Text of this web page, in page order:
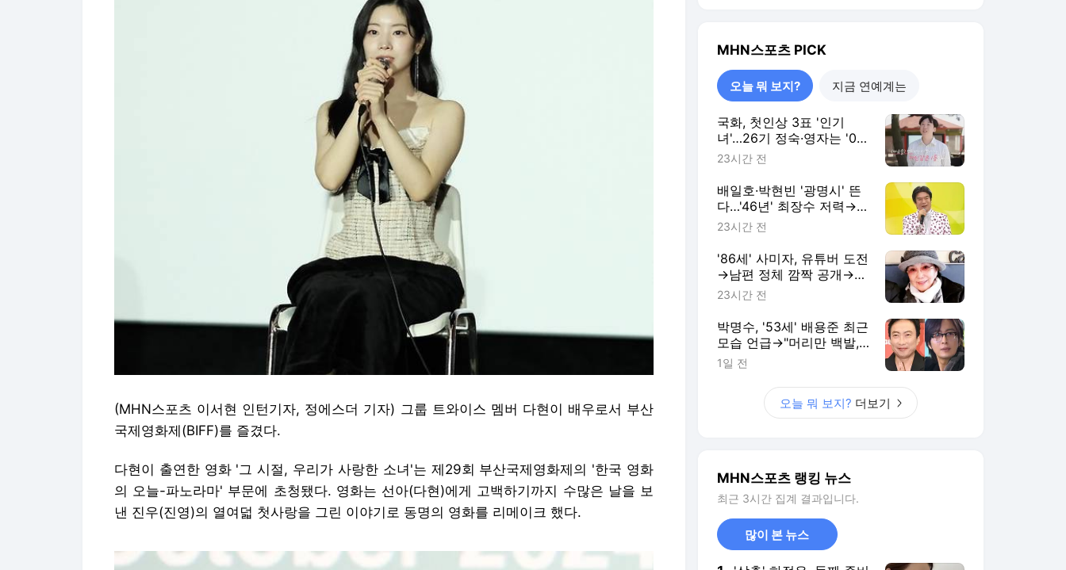
(MHN스포츠 이서현 인턴기자, 정에스더 기자) 그룹 트와이스 멤버 다현이 배우로서 부산
국제영화제(BIFF)를 즐겼다.
다현이 출연한 영화 '그 시절, 우리가 사랑한 소녀'는 제29회 부산국제영화제의 '한국 영화
의 오늘-파노라마' 부문에 초청됐다. 영화는 선아(다현)에게 고백하기까지 수많은 날을 보
낸 진우(진영)의 열여덟 첫사랑을 그린 이야기로 동명의 영화를 리메이크 했다.
MHN스포츠 PICK
오늘 뭐 보지? 지금 연예계는
국화, 첫인상 3표 '인기
녀'…26기 정숙·영자는 '0
표' 희비('나솔사계')
23시간 전
배일호·박현빈 '광명시' 뜬
다…'46년' 최장수 저력→동
시간대 1위 사수 '전국노래
23시간 전
'86세' 사미자, 유튜버 도전
→남편 정체 깜짝 공개→눈
물…"63년 만에 처음"
23시간 전
박명수, '53세' 배용준 최근
모습 언급→"머리만 백발,
얼굴 그대로더라" 감탄 ('라
1일 전
오늘 뭐 보지? 더보기
MHN스포츠 랭킹 뉴스
최근 3시간 집계 결과입니다.
많이 본 뉴스